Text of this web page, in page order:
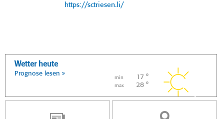
https://sctriesen.li/
Wetter heute
Prognose lesen »
min 17 °
max 28 °